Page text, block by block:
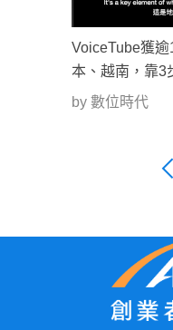
VoiceTube獲逾
本、越南，靠3
by 數位時代